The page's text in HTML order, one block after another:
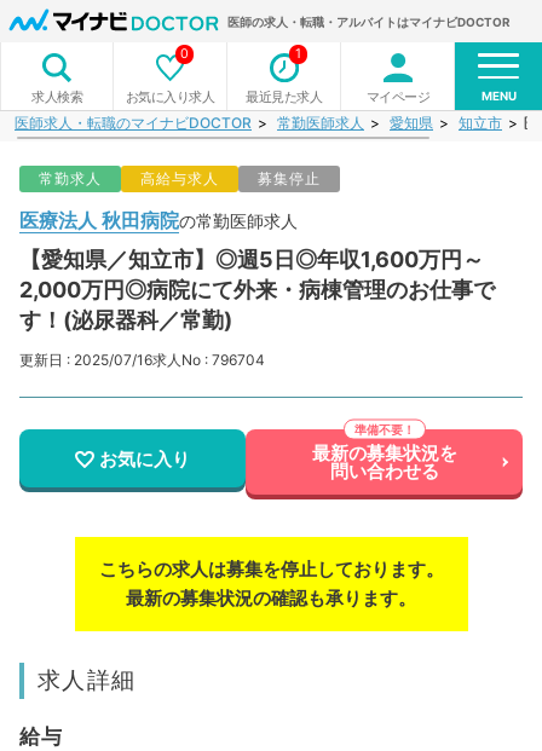
医師の求人・転職・アルバイトはマイナビDOCTOR
求人検索 お気に入り求人
0
最近見た求人
1
マイページ MENU
医師求人・転職のマイナビDOCTOR 常勤医師求人 愛知県 知立市 医
常勤求人 高給与求人 募集停止
医療法人 秋田病院の常勤医師求人
【愛知県／知立市】◎週5日◎年収1,600万円～
2,000万円◎病院にて外来・病棟管理のお仕事で
す！(泌尿器科／常勤)
更新日 : 2025/07/16求人No : 796704
お気に入り 最新の募集状況を
問い合わせる
こちらの求人は募集を停止しております。
最新の募集状況の確認も承ります。
求人詳細
給与